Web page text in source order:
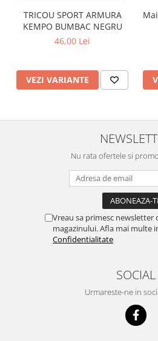
TRICOU SPORT ARMURA
KEMPO BUMBAC NEGRU
46,00 Lei
VEZI VARIANTE
Nu rata ofertele si
Vreau sa primesc newsletter
magazinului. Afla mai multe
Confidentialitate
SOCIAL
Urmareste-ne in